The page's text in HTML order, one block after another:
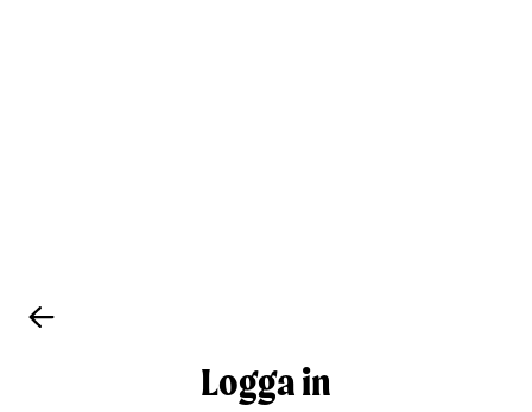
Logga in